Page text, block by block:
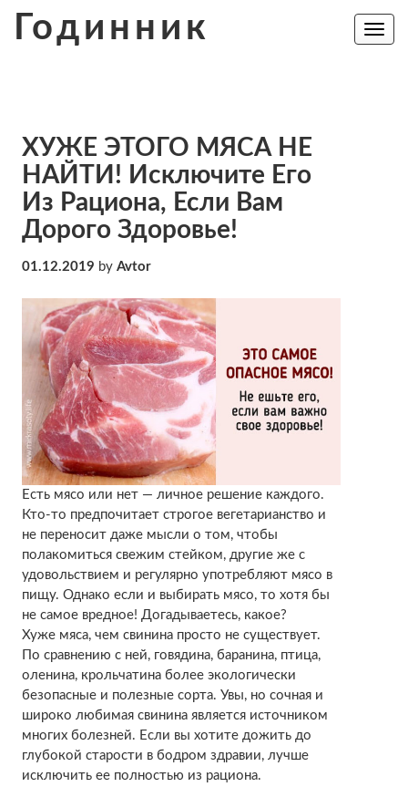
Годинник
Toggle
ХУЖЕ ЭТОГО МЯСА НЕ
НАЙТИ! Исключите Его
Из Рациона, Если Вам
Дорого Здоровье!
01.12.2019 by Avtor
Есть мясо или нет — личное решение каждого.
Кто-то предпочитает строгое вегетарианство и
не переносит даже мысли о том, чтобы
полакомиться свежим стейком, другие же с
удовольствием и регулярно употребляют мясо в
пищу. Однако если и выбирать мясо, то хотя бы
не самое вредное! Догадываетесь, какое?
Хуже мяса, чем свинина просто не существует.
По сравнению с ней, говядина, баранина, птица,
оленина, крольчатина более экологически
безопасные и полезные сорта. Увы, но сочная и
широко любимая свинина является источником
многих болезней. Если вы хотите дожить до
глубокой старости в бодром здравии, лучше
исключить ее полностью из рациона.